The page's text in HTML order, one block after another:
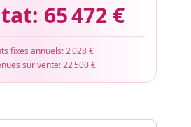
65 472 €
fixes annuels:2 028 €
sur vente:22 500 €